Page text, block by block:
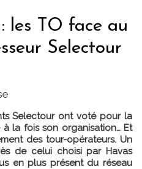
les TO face au
Selectour
Selectour ont voté pour la
la fois son organisation… Et
des tour-opérateurs. Un
de celui choisi par Havas
en plus présent du réseau